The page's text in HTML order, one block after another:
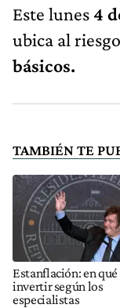
Este lunes4
ubica al
básicos.
TAMBIÉN TE
Estanflación: en
invertir según los
especialistas